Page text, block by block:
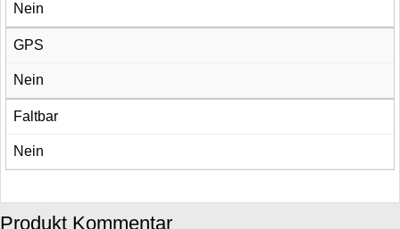
Nein
GPS
Nein
Faltbar
Nein
Produkt Kommentar